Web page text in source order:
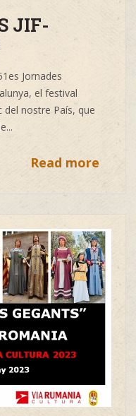
JIF-
Jornades
el festival
nostre País, que
...
Read more